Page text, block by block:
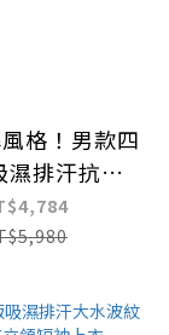
格！男款四
排汗抗UV
長褲